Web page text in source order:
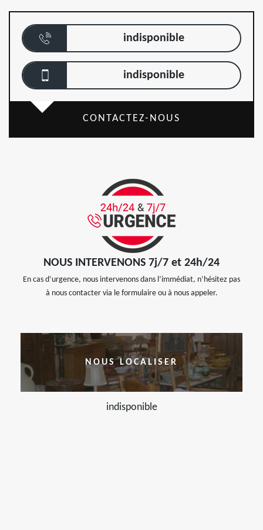
indisponible
indisponible
CONTACTEZ-NOUS
NOUS INTERVENONS 7j/7 et 24h/24
En cas d’urgence, nous intervenons dans l’immédiat, n’hésitez pas
à nous contacter via le formulaire ou à nous appeler.
NOUS LOCALISER
indisponible